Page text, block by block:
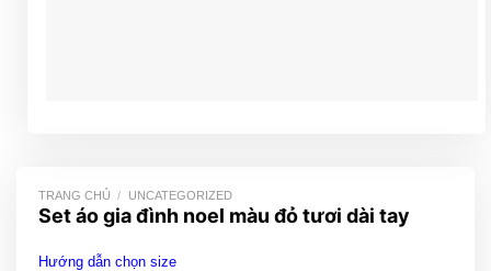
TRANG CHỦ / UNCATEGORIZED
Set áo gia đình noel màu đỏ tươi dài tay
Hướng dẫn chọn size